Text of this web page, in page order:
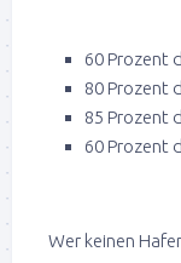
60 Prozent
80 Prozent
85 Prozent
60 Prozent
Wer keinen